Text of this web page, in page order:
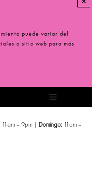
puede variar del
o sitio web para más
Toggle
11am – 9pm | Domingo:11am –